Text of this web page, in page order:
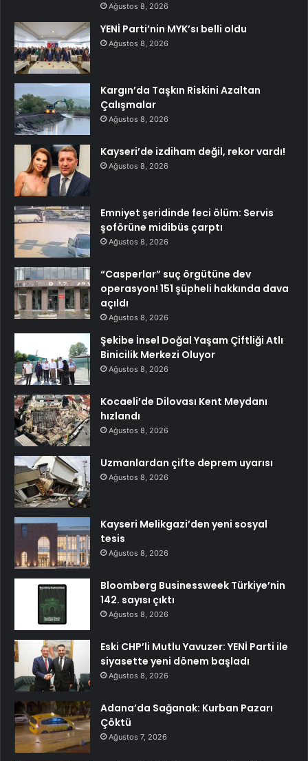
Ağustos 8, 2026
YENİ Parti’nin MYK’sı belli oldu
Ağustos 8, 2026
Kargın’da Taşkın Riskini Azaltan
Çalışmalar
Ağustos 8, 2026
Kayseri’de izdiham değil, rekor vardı!
Ağustos 8, 2026
Emniyet şeridinde feci ölüm: Servis
şoförüne midibüs çarptı
Ağustos 8, 2026
“Casperlar” suç örgütüne dev
operasyon! 151 şüpheli hakkında dava
açıldı
Ağustos 8, 2026
Şekibe İnsel Doğal Yaşam Çiftliği Atlı
Binicilik Merkezi Oluyor
Ağustos 8, 2026
Kocaeli’de Dilovası Kent Meydanı
hızlandı
Ağustos 8, 2026
Uzmanlardan çifte deprem uyarısı
Ağustos 8, 2026
Kayseri Melikgazi’den yeni sosyal
tesis
Ağustos 8, 2026
Bloomberg Businessweek Türkiye’nin
142. sayısı çıktı
Ağustos 8, 2026
Eski CHP’li Mutlu Yavuzer: YENİ Parti ile
siyasette yeni dönem başladı
Ağustos 8, 2026
Adana’da Sağanak: Kurban Pazarı
Çöktü
Ağustos 7, 2026